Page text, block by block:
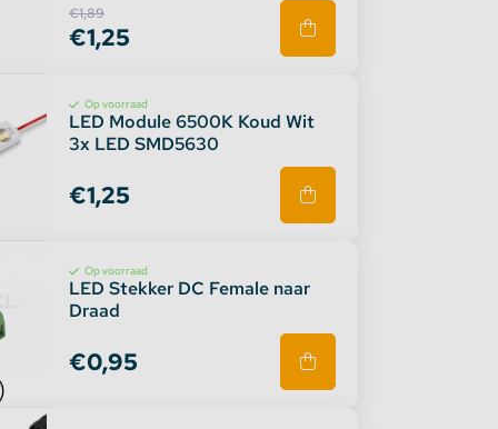
€1,89
€1,25
Op voorraad
LED Module 6500K Koud Wit
3x LED SMD5630
€1,25
Op voorraad
LED Stekker DC Female naar
Draad
€0,95